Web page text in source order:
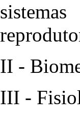
II -
III -